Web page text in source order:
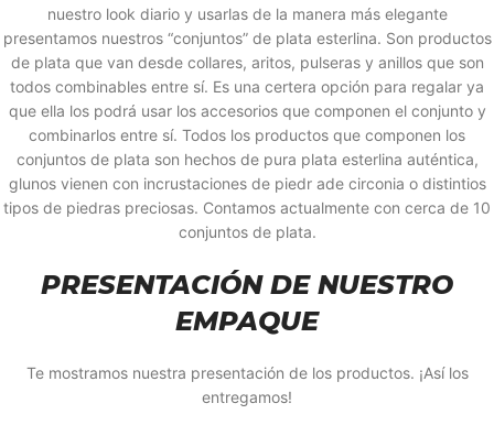
nuestro look diario y usarlas de la manera más elegante
presentamos nuestros “conjuntos” de plata esterlina. Son productos
de plata que van desde collares, aritos, pulseras y anillos que son
todos combinables entre sí. Es una certera opción para regalar ya
que ella los podrá usar los accesorios que componen el conjunto y
combinarlos entre sí. Todos los productos que componen los
conjuntos de plata son hechos de pura plata esterlina auténtica,
glunos vienen con incrustaciones de piedr ade circonia o distintios
tipos de piedras preciosas. Contamos actualmente con cerca de 10
conjuntos de plata.
PRESENTACIÓN DE NUESTRO
EMPAQUE
Te mostramos nuestra presentación de los productos. ¡Así los
entregamos!